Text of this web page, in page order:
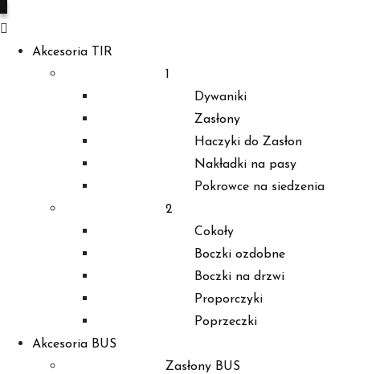
Akcesoria TIR
1
Dywaniki
Zasłony
Haczyki do Zasłon
Nakładki na pasy
Pokrowce na siedzenia
2
Cokoły
Boczki ozdobne
Boczki na drzwi
Proporczyki
Poprzeczki
Akcesoria BUS
Zasłony BUS